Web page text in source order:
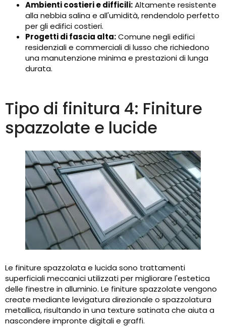
Ambienti costieri e difficili:Altamente resistente
alla nebbia salina e all'umidità, rendendolo perfetto
per gli edifici costieri.
Progetti di fascia alta:Comune negli edifici
residenziali e commerciali di lusso che richiedono
una manutenzione minima e prestazioni di lunga
durata.
Tipo di finitura 4: Finiture
spazzolate e lucide
Le finiture spazzolata e lucida sono trattamenti
superficiali meccanici utilizzati per migliorare l'estetica
delle finestre in alluminio. Le finiture spazzolate vengono
create mediante levigatura direzionale o spazzolatura
metallica, risultando in una texture satinata che aiuta a
nascondere impronte digitali e graffi.